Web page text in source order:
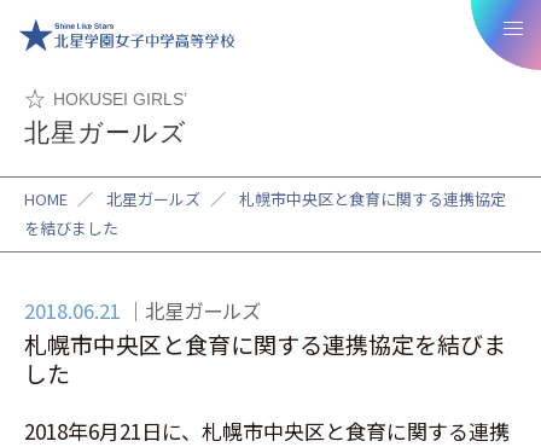
HOKUSEI GIRLS’
北星ガールズ
HOME ／ 北星ガールズ ／ 札幌市中央区と食育に関する連携協定
を結びました
2018.06.21 北星ガールズ
札幌市中央区と食育に関する連携協定を結びま
した
2018年6月21日に、札幌市中央区と食育に関する連携